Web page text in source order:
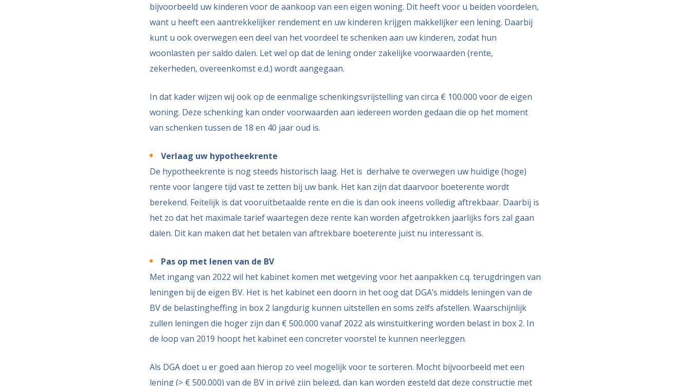
bijvoorbeeld uw kinderen voor de aankoop van een eigen woning. Dit heeft voor u beiden voordelen,
want u heeft een aantrekkelijker rendement en uw kinderen krijgen makkelijker een lening. Daarbij
kunt u ook overwegen een deel van het voordeel te schenken aan uw kinderen, zodat hun
woonlasten per saldo dalen. Let wel op dat de lening onder zakelijke voorwaarden (rente,
zekerheden, overeenkomst e.d.) wordt aangegaan.
In dat kader wijzen wij ook op de eenmalige schenkingsvrijstelling van circa € 100.000 voor de eigen
woning. Deze schenking kan onder voorwaarden aan iedereen worden gedaan die op het moment
van schenken tussen de 18 en 40 jaar oud is.
Verlaag uw hypotheekrente
De hypotheekrente is nog steeds historisch laag. Het is derhalve te overwegen uw huidige (hoge)
rente voor langere tijd vast te zetten bij uw bank. Het kan zijn dat daarvoor boeterente wordt
berekend. Feitelijk is dat vooruitbetaalde rente en die is dan ook ineens volledig aftrekbaar. Daarbij is
het zo dat het maximale tarief waartegen deze rente kan worden afgetrokken jaarlijks fors zal gaan
dalen. Dit kan maken dat het betalen van aftrekbare boeterente juist nu interessant is.
Pas op met lenen van de BV
Met ingang van 2022 wil het kabinet komen met wetgeving voor het aanpakken c.q. terugdringen van
leningen bij de eigen BV. Het is het kabinet een doorn in het oog dat DGA’s middels leningen van de
BV de belastingheffing in box 2 langdurig kunnen uitstellen en soms zelfs afstellen. Waarschijnlijk
zullen leningen die hoger zijn dan € 500.000 vanaf 2022 als winstuitkering worden belast in box 2. In
de loop van 2019 hoopt het kabinet een concreter voorstel te kunnen neerleggen.
Als DGA doet u er goed aan hierop zo veel mogelijk voor te sorteren. Mocht bijvoorbeeld met een
lening (> € 500.000) van de BV in privé zijn belegd, dan kan worden gesteld dat deze constructie met